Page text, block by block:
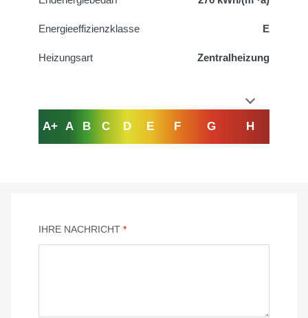
Energieeffizienzklasse E
Heizungsart Zentralheizung
A+ A B C D E F G H
IHRE NACHRICHT *